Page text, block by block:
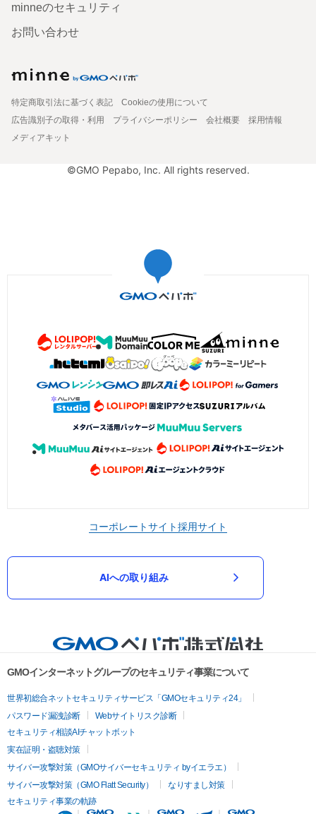
minneのセキュリティ
お問い合わせ
特定商取引法に基づく表記
Cookieの使用について
広告識別子の取得・利用
プライバシーポリシー 会社概要
採用情報
メディアキット
©GMO Pepabo, Inc. All rights reserved.
コーポレートサイト採用サイト
AIへの取り組み
GMOインターネットグループのセキュリティ事業について
世界初総合ネットセキュリティサービス「GMOセキュリティ24」
パスワード漏洩診断
Webサイトリスク診断
セキュリティ相談AIチャットボット
実在証明・盗聴対策
サイバー攻撃対策（GMOサイバーセキュリティ byイエラエ）
サイバー攻撃対策（GMO Flatt Security）
なりすまし対策
セキュリティ事業の軌跡